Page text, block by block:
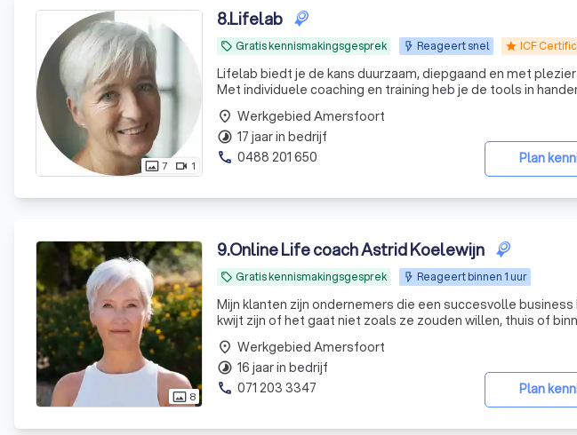
photo_size_select_actual7 videocam 1
8.Lifelab
local_offer Gratis kennismakingsgesprek Reageert snel star ICF
Lifelab biedt je de kans duurzaam, diepgaand en met
Met individuele coaching en training heb je de tools in
Plan
place Werkgebied Amersfoort
timelapse 17 jaar in bedrijf
phone 0488 201 650
photo_size_select_actual 8
9.Online Life coach Astrid Koelewijn
local_offer Gratis kennismakingsgesprek Reageert binnen 1 uur
Mijn klanten zijn ondernemers die een succesvolle
kwijt zijn of het gaat niet zoals ze zouden willen, thuis of
Plan
place Werkgebied Amersfoort
timelapse 16 jaar in bedrijf
phone 071 203 3347